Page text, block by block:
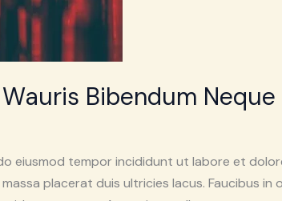
Bibendum Neque
eiusmod tempor incididunt ut labore et
placerat duis ultricies lacus. Faucibus in